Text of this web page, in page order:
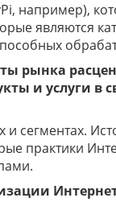
например),
являются
рынка
и услуги в
сегментах.
практики